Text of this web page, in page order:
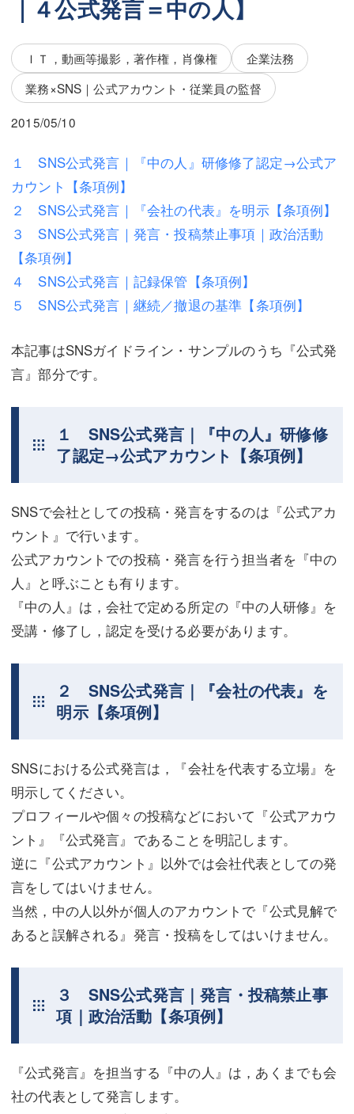
桶川 聡
三平 隆史
吉元 優仁
小川 祐
弁護士費用
不動産
相続・遺言
離婚（夫婦間トラブル）
企業法務
刑事弁護
不動産登記
商業登記
債務整理
マスコミ取材・実績
アクセス
東京事務所 (新宿・四谷)
川口事務所（埼玉県川口市）
桶川 聡
三平 隆史
吉元 優仁
弁護士費用
不動産
相続・遺言
離婚（夫婦間トラブル）
企業法務
労働問題（解雇，残業等）
交通事故
商業登記
調査・書面作成
マスコミ取材・実績
アクセス
東京事務所 (新宿・四谷)
埼玉事務所 (さいたま市)
お問い合せフォーム
｜４公式発言＝中の人】
ＩＴ，動画等撮影，著作権，肖像権
企業法務
業務×SNS｜公式アカウント・従業員の監督
2015/05/10
１ SNS公式発言｜『中の人』研修修了認定→公式ア
カウント【条項例】
２ SNS公式発言｜『会社の代表』を明示【条項例】
３ SNS公式発言｜発言・投稿禁止事項｜政治活動
【条項例】
４ SNS公式発言｜記録保管【条項例】
５ SNS公式発言｜継続／撤退の基準【条項例】
本記事はSNSガイドライン・サンプルのうち『公式発
言』部分です。
１ SNS公式発言｜『中の人』研修修
了認定→公式アカウント【条項例】
SNSで会社としての投稿・発言をするのは『公式アカ
ウント』で行います。
公式アカウントでの投稿・発言を行う担当者を『中の
人』と呼ぶことも有ります。
『中の人』は，会社で定める所定の『中の人研修』を
受講・修了し，認定を受ける必要があります。
２ SNS公式発言｜『会社の代表』を
明示【条項例】
SNSにおける公式発言は，『会社を代表する立場』を
明示してください。
プロフィールや個々の投稿などにおいて『公式アカウ
ント』『公式発言』であることを明記します。
逆に『公式アカウント』以外では会社代表としての発
言をしてはいけません。
当然，中の人以外が個人のアカウントで『公式見解で
あると誤解される』発言・投稿をしてはいけません。
３ SNS公式発言｜発言・投稿禁止事
項｜政治活動【条項例】
『公式発言』を担当する『中の人』は，あくまでも会
社の代表として発言します。